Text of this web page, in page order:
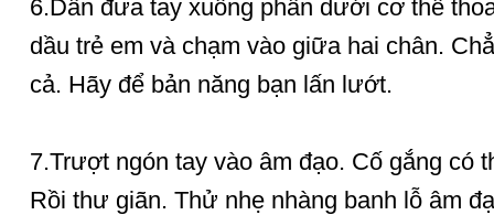
6.Dần đưa tay xuống phần dưới cơ thể
dầu trẻ em và chạm vào giữa hai chân.
cả. Hãy để bản năng bạn lấn lướt.
7.Trượt ngón tay vào âm đạo. Cố gắng có
Rồi thư giãn. Thử nhẹ nhàng banh lỗ âm